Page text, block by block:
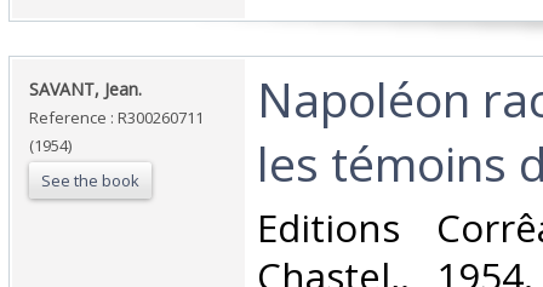
‎SAVANT, Jean.‎
Reference : R300260711
(1954)
See the book
‎Napoléon
les témoins
‎Editions
Chastel,.